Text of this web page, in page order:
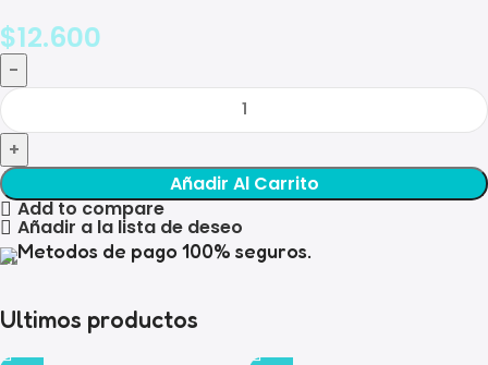
$12.600
Añadir Al Carrito
Add to compare
Añadir a la lista de deseo
Metodos de pago 100% seguros.
Ultimos productos